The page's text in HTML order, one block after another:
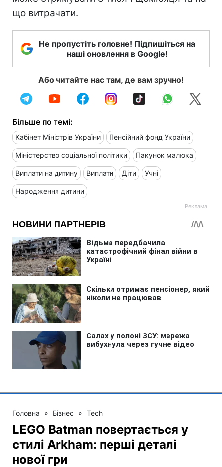
що витрачати.
Не пропустіть головне! Підпишіться на
наші оновлення в Google!
Або читайте нас там, де вам зручно!
Більше по темі:
Кабінет Міністрів України Пенсійний фонд України
Міністерство соціальної політики Пакунок малюка
Виплати на дитину Виплати Діти Учні
Народження дитини
Головна » Бізнес » Tech
LEGO Batman повертається у
стилі Arkham: перші деталі
нової гри